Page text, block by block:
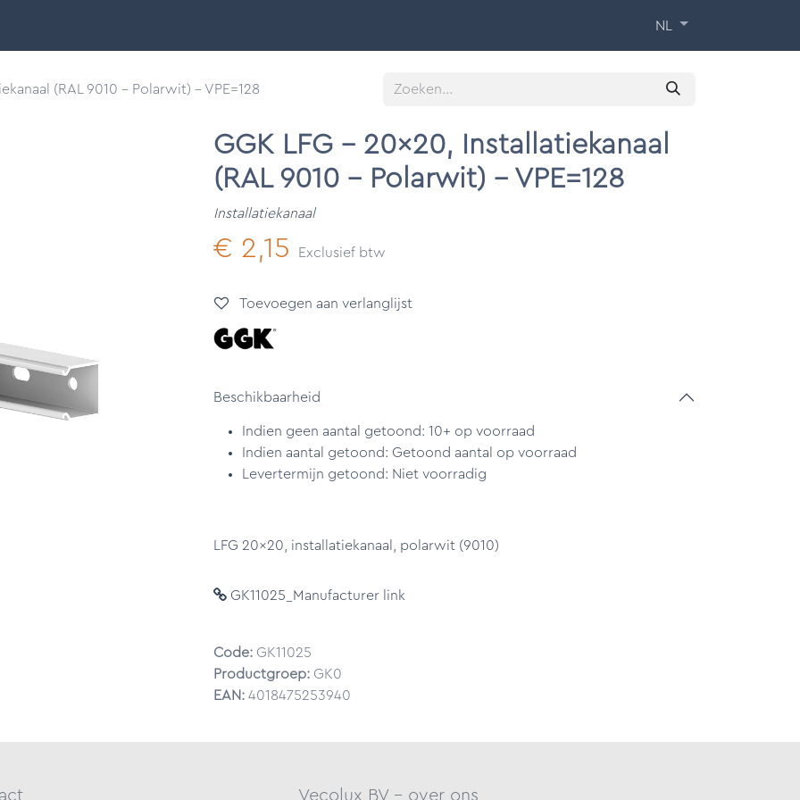
NL
(RAL 9010 - Polarwit) - VPE=128
GGK LFG - 20x20, Installatiekanaal
(RAL 9010 - Polarwit) - VPE=128
Installatiekanaal
€ 2,15 Exclusief btw
Toevoegen aan verlanglijst
Beschikbaarheid
Indien geen aantal getoond: 10+ op voorraad
Indien aantal getoond: Getoond aantal op voorraad
Levertermijn getoond: Niet voorradig
LFG 20x20, installatiekanaal, polarwit (9010)
GK11025_Manufacturer link
Code: GK11025
Productgroep: GK0
EAN: 4018475253940
Vecolux BV - over ons